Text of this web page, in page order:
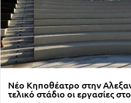
Νέο Κηποθέατρο στην
τελικό στάδιο οι εργασίες